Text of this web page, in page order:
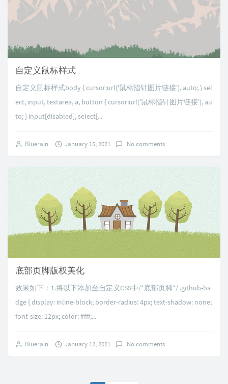
自定义鼠标样式
自定义鼠标样式body { cursor:url('鼠标指针图片链接'), auto; } sel
ect, input, textarea, a, button { cursor:url('鼠标指针图片链接'), au
to; } input[disabled], select[...
Bluerain January 15, 2021 No comments
底部页脚版权美化
效果如下：1.将以下添加至自定义CSS中/*底部页脚*/ .github-ba
dge { display: inline-block; border-radius: 4px; text-shadow: none;
font-size: 12px; color: #fff;...
Bluerain January 12, 2021 No comments